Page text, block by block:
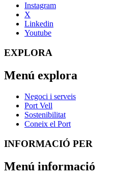
Instagram
X
Linkedin
Youtube
EXPLORA
Menú explora
Negoci i serveis
Port Vell
Sostenibilitat
Coneix el Port
INFORMACIÓ PER
Menú informació